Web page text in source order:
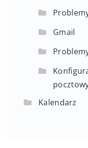
Gmail
Kalendarz